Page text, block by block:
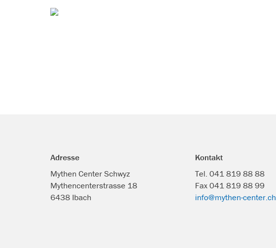
Adresse
Mythen Center Schwyz
Mythencenterstrasse 18
6438 Ibach
Kontakt
Tel. 041 819 88 88
Fax 041 819 88 99
info@mythen-center.ch